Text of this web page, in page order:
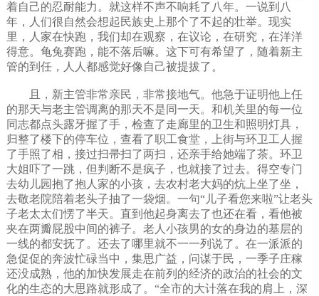
着自己的忍耐能力。就这样不声不响耗了八年。一说到八
年，人们很自然会想起民族史上那个了不起的壮举。现实
里，人家在快跑，我们却在观察，在议论，在研究，在洋洋
得意。龟兔赛跑，能不落后嘛。这下可有希望了，随着新主
管的到任，人人都感觉好像自己被提拔了。
且，新主管非常亲民，非常接地气。他急于证明他上任
的那天与老主管调离的那天不是同一天。和机关里的每一位
同志都点头露牙握了手，检查了走廊里的卫生和照明灯具，
归整了楼下的停车位，查看了职工食堂，上街与环卫工人握
了手照了相，接过扫帚扫了两扫，还亲手给她端了茶。环卫
大姐吓了一跳，但判断不是疯子，也就接了过去。得空专门
去幼儿园抱了抱人家的小孩，去农村老大妈的炕上坐了坐，
去敬老院陪着老头子抽了一袋烟。一句“儿子看您来啦”让老头
子老太太们愣了半天。直到他起身离去了也还在看，看他被
夹在两瓣屁股中间的裤子。老人小孩男的女的身边的基层的
一线的都安抚了。还去了哪里就不一一列说了。在一派派的
急促促的奔波忙碌当中，集思广益，问谋于民，一季子庄稼
还没成熟，他的加快发展走在前列的经济的政治的社会的文
化的生态的大思路就形成了。“全市的大计落在我的肩上，深